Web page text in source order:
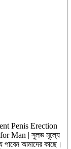
Penis Erection
Man | সুলভ মূল্যে
আমাদের কাছে।